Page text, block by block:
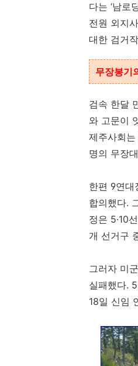
다는 ‘남로
전원 외지
대한 검거
무장봉기
검속 한달
와 고문이
제주사회
명의 무장
한편 9연대
합의했다.
정은 5·10
개 선거구
그러자 미
실패했다.
18일 신임